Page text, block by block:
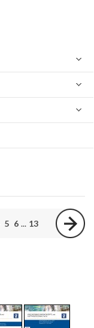
5 6 ... 13